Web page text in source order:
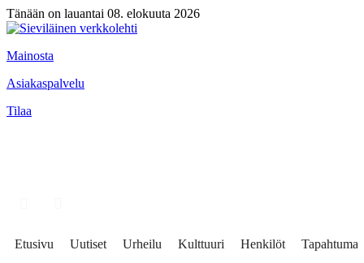
Tänään on lauantai 08. elokuuta 2026
Mainosta
Asiakaspalvelu
Tilaa
Etusivu Uutiset Urheilu Kulttuuri Henkilöt Tapahtumat